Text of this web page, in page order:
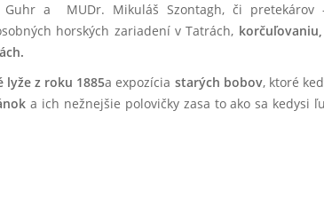
a MUDr. Mikuláš Szontagh, či pretekárov
horských zariadení v Tatrách,
lyže z roku 1885a expozícia starých bobov, ktoré
a ich nežnejšie polovičky zasa to ako sa kedysi